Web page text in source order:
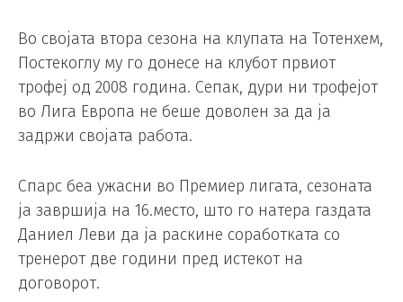
Во својата втора сезона на клупата на Тотенхем,
Постекоглу му го донесе на клубот првиот
трофеј од 2008 година. Сепак, дури ни трофејот
во Лига Европа не беше доволен за да ја
задржи својата работа.
Спарс беа ужасни во Премиер лигата, сезоната
ја завршија на 16.место, што го натера газдата
Даниел Леви да ја раскине соработката со
тренерот две години пред истекот на
договорот.